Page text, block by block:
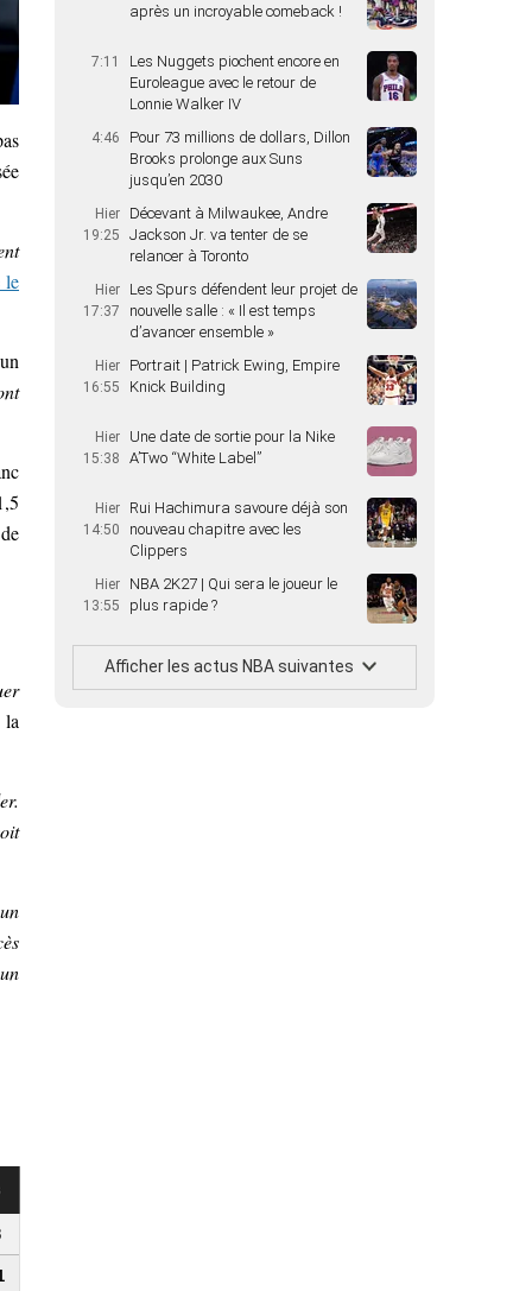
le
la
après un incroyable comeback !
7:11
Les Nuggets piochent encore en
Euroleague avec le retour de
Lonnie Walker IV
4:46
Pour 73 millions de dollars, Dillon
Brooks prolonge aux Suns
jusqu’en 2030
Hier
19:25
Décevant à Milwaukee, Andre
Jackson Jr. va tenter de se
relancer à Toronto
Hier
17:37
Les Spurs défendent leur projet de
nouvelle salle : « Il est temps
d’avancer ensemble »
Hier
16:55
Portrait | Patrick Ewing, Empire
Knick Building
Hier
15:38
Une date de sortie pour la Nike
A’Two “White Label”
Hier
14:50
Rui Hachimura savoure déjà son
nouveau chapitre avec les
Clippers
Hier
13:55
NBA 2K27 | Qui sera le joueur le
plus rapide ?
Afficher les actus NBA suivantes